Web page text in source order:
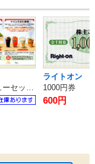
ライトオン
1000円券
600円